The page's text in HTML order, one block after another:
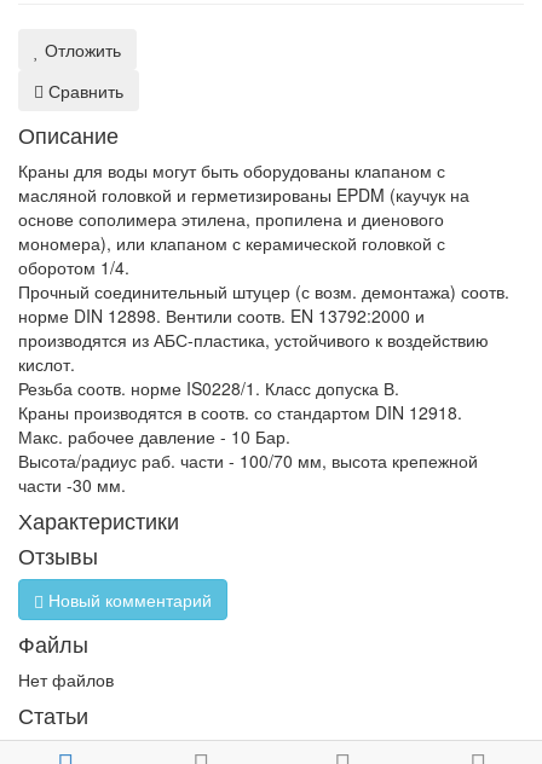
Отложить
Сравнить
Описание
Краны для воды могут быть оборудованы клапаном с
масляной головкой и герметизированы EPDM (каучук на
основе сополимера этилена, пропилена и диенового
мономера), или клапаном с керамической головкой с
оборотом 1/4.
Прочный соединительный штуцер (с возм. демонтажа) соотв.
норме DIN 12898. Вентили соотв. EN 13792:2000 и
производятся из АБС-пластика, устойчивого к воздействию
кислот.
Резьба соотв. норме IS0228/1. Класс допуска В.
Краны производятся в соотв. со стандартом DIN 12918.
Макс. рабочее давление - 10 Бар.
Высота/радиус раб. части - 100/70 мм, высота крепежной
части -30 мм.
Характеристики
Отзывы
Новый комментарий
Файлы
Нет файлов
Статьи